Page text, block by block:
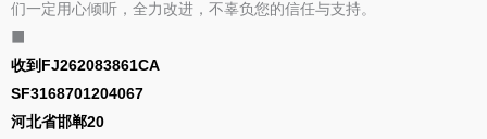
们一定用心倾听，全力改进，不辜负您的信任与支持。
收到FJ262083861CA
SF3168701204067
河北省邯郸20